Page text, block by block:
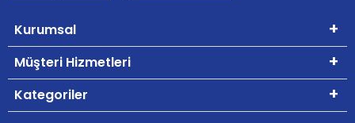
Kurumsal
Müşteri Hizmetleri
Kategoriler